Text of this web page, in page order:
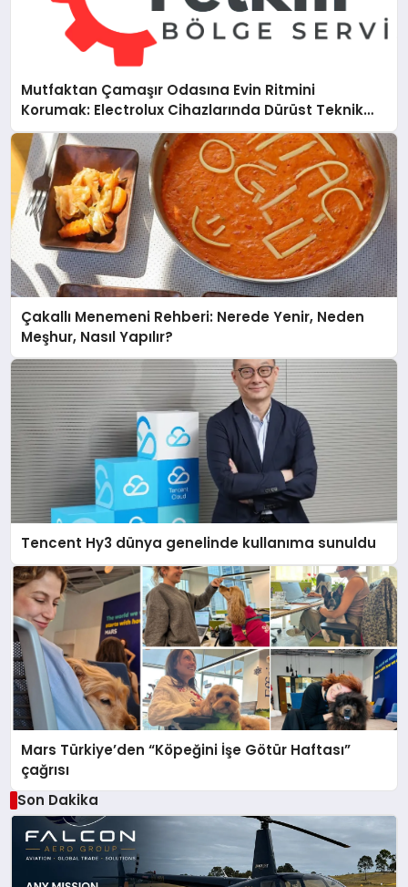
Mutfaktan Çamaşır Odasına Evin Ritmini
Korumak: Electrolux Cihazlarında Dürüst Teknik
Destek Deneyimi
Çakallı Menemeni Rehberi: Nerede Yenir, Neden
Meşhur, Nasıl Yapılır?
Tencent Hy3 dünya genelinde kullanıma sunuldu
Mars Türkiye’den “Köpeğini İşe Götür Haftası”
çağrısı
Son Dakika